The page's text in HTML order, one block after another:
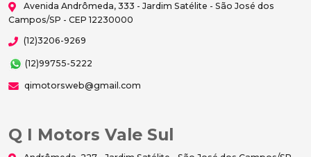
Avenida Andrômeda, 333 - Jardim Satélite - São José dos
Campos/SP - CEP 12230000
(12)3206-9269
(12)99755-5222
qimotorsweb@gmail.com
Q I Motors Vale Sul